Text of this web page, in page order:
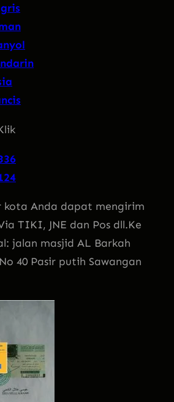
kota Anda dapat mengirim
TIKI, JNE dan Pos dll.Ke
jalan masjid AL Barkah
40 Pasir putih Sawangan